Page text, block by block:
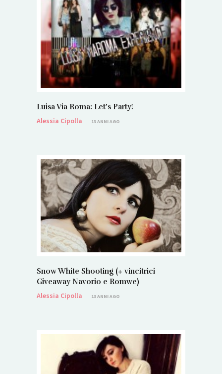
Luisa Via Roma: Let’s Party!
Alessia Cipolla
13 ANNI AGO
Snow White Shooting (+ vincitrici
Giveaway Navorio e Romwe)
Alessia Cipolla
13 ANNI AGO